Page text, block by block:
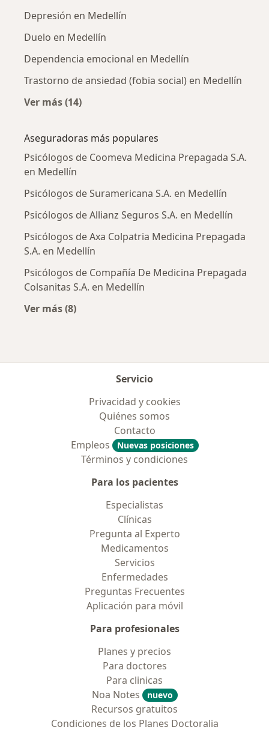
Depresión en Medellín
Duelo en Medellín
Dependencia emocional en Medellín
Trastorno de ansiedad (fobia social) en Medellín
Ver más (14)
Aseguradoras más populares
Psicólogos de Coomeva Medicina Prepagada S.A.
en Medellín
Psicólogos de Suramericana S.A. en Medellín
Psicólogos de Allianz Seguros S.A. en Medellín
Psicólogos de Axa Colpatria Medicina Prepagada
S.A. en Medellín
Psicólogos de Compañía De Medicina Prepagada
Colsanitas S.A. en Medellín
Ver más (8)
Servicio
Privacidad y cookies
Quiénes somos
Contacto
Empleos
Nuevas posiciones
Términos y condiciones
Para los pacientes
Especialistas
Clínicas
Pregunta al Experto
Medicamentos
Servicios
Enfermedades
Preguntas Frecuentes
Aplicación para móvil
Para profesionales
Planes y precios
Para doctores
Para clinicas
Noa Notes
nuevo
Recursos gratuitos
Condiciones de los Planes Doctoralia